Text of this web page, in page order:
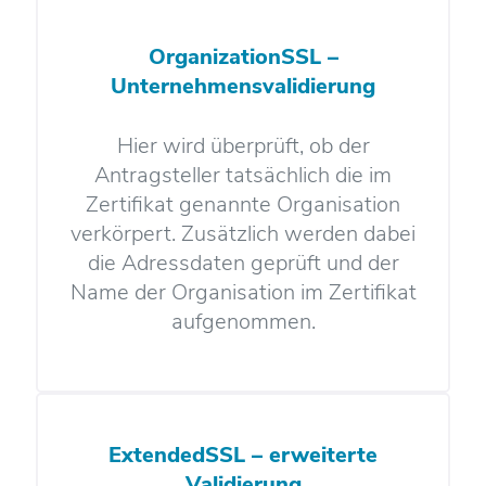
OrganizationSSL –
Unternehmensvalidierung
Hier wird überprüft, ob der
Antragsteller tatsächlich die im
Zertifikat genannte Organisation
verkörpert. Zusätzlich werden dabei
die Adressdaten geprüft und der
Name der Organisation im Zertifikat
aufgenommen.
ExtendedSSL – erweiterte